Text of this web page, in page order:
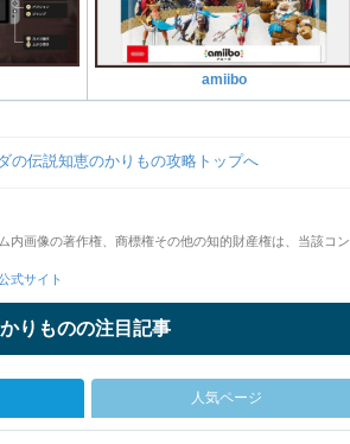
amiibo
の伝説知恵のかりもの攻略トップへ
内画像の著作権、商標権その他の知的財産権は、当該コン
式サイト
りものの注目記事
人気ページ